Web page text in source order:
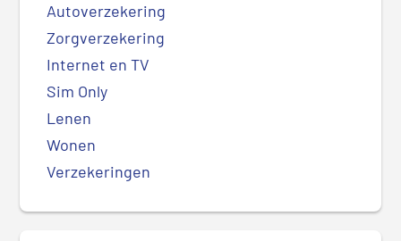
Autoverzekering
Zorgverzekering
Internet en TV
Sim Only
Lenen
Wonen
Verzekeringen